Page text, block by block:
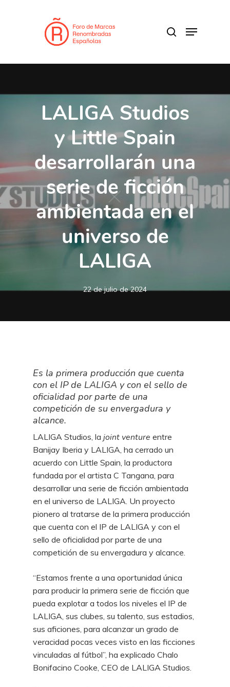
Menu
LALIGA Studios
y Little Spain
desarrollarán una
serie de ficción
ambientada en el
universo de
LALIGA
22 de julio de 2024
Es la primera producción que cuenta
con el IP de LALIGA y con el sello de
oficialidad por parte de una
competición de su envergadura y
alcance.
LALIGA Studios, la joint venture entre
Banijay Iberia y LALIGA, ha cerrado un
acuerdo con Little Spain, la productora
fundada por el artista C Tangana, para
desarrollar una serie de ficción ambientada
en el universo de LALIGA. Un proyecto
pionero al tratarse de la primera producción
que cuenta con el IP de LALIGA y con el
sello de oficialidad por parte de una
competición de su envergadura y alcance.
“Estamos frente a una oportunidad única
para producir la primera serie de ficción que
pueda explotar a todos los niveles el IP de
LALIGA, sus clubes, su talento, sus estadios,
sus aficiones, para alcanzar un grado de
veracidad pocas veces visto en las ficciones
vinculadas al fútbol”, ha explicado Chalo
Bonifacino Cooke, CEO de LALIGA Studios.